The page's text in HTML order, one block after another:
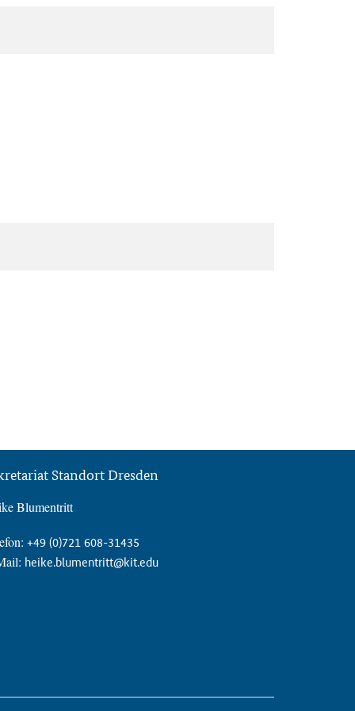
Standort Dresden
Blumentritt
+49 (0)721 608-31435
heike.blumentritt@kit.edu